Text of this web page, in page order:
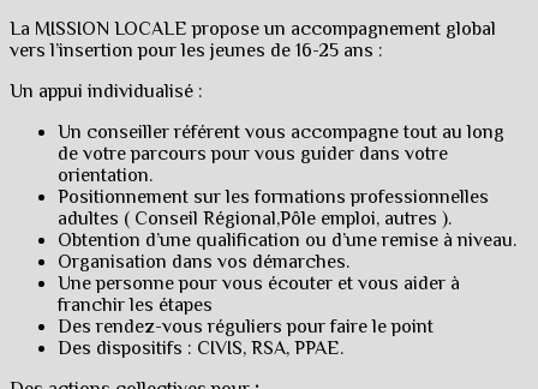
La MISSION LOCALE propose un accompagnement global
vers l’insertion pour les jeunes de 16-25 ans :
Un appui individualisé :
Un conseiller référent vous accompagne tout au long
de votre parcours pour vous guider dans votre
orientation.
Positionnement sur les formations professionnelles
adultes ( Conseil Régional,Pôle emploi, autres ).
Obtention d’une qualification ou d’une remise à niveau.
Organisation dans vos démarches.
Une personne pour vous écouter et vous aider à
franchir les étapes
Des rendez-vous réguliers pour faire le point
Des dispositifs : CIVIS, RSA, PPAE.